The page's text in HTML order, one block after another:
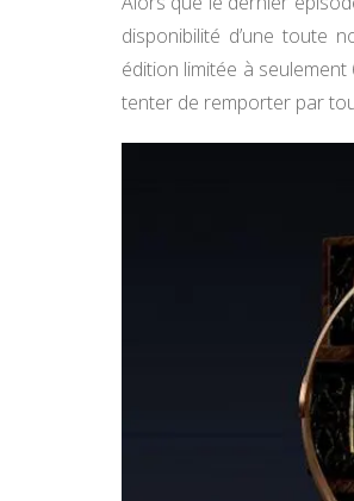
disponibilité d’une toute
édition limitée à
tenter de remporter par